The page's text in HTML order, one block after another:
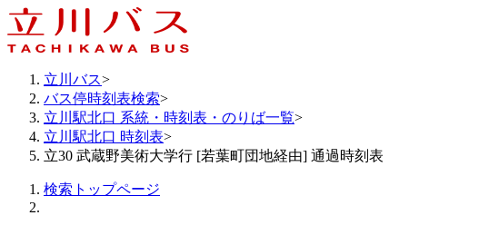
立川バス>
バス停時刻表検索>
立川駅北口 系統・時刻表・のりば一覧>
立川駅北口 時刻表>
立30 武蔵野美術大学行 [若葉町団地経由] 通過時刻表
検索トップページ